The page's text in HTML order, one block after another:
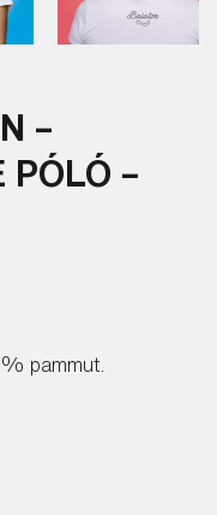
–
PÓLÓ –
pammut.